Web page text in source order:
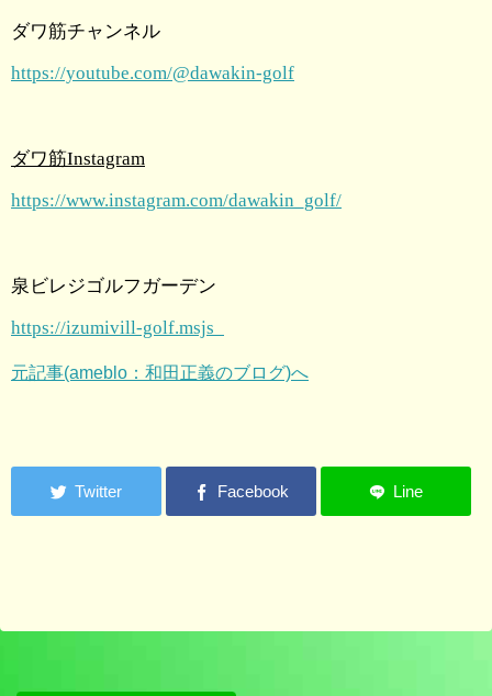
ダワ筋チャンネル
https://youtube.com/@dawakin-golf
ダワ筋Instagram
https://www.instagram.com/dawakin_golf/
泉ビレジゴルフガーデン
https://izumivill-golf.msjs
元記事(ameblo：和田正義のブログ)へ